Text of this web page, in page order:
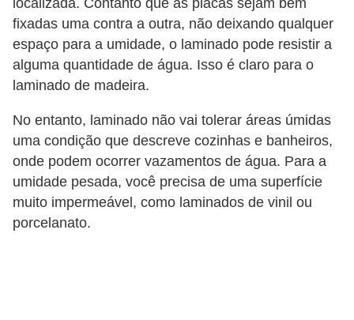
localizada. Contanto que as placas sejam bem
fixadas uma contra a outra, não deixando qualquer
espaço para a umidade, o laminado pode resistir a
alguma quantidade de água. Isso é claro para o
laminado de madeira.
No entanto, laminado não vai tolerar áreas úmidas
uma condição que descreve cozinhas e banheiros,
onde podem ocorrer vazamentos de água. Para a
umidade pesada, você precisa de uma superfície
muito impermeável, como laminados de vinil ou
porcelanato.
n
d
o
m
í
n
i
o
s